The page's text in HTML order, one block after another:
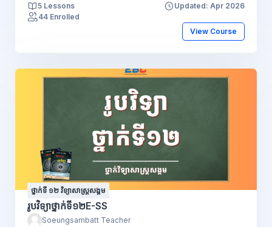
5 Lessons
Updated: Apr 2026
44 Enrolled
View Course
ថ្នាក់ទី ១២ វិទ្យាសាស្រ្តសង្គម
រូបវិទ្យាថ្នាក់ទី១២E-SS
Soeungsambatt Teacher